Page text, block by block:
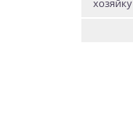
хозяйку